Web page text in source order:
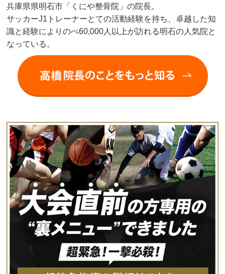
兵庫県県明石市「くにや整骨院」の院長。
サッカーJ1トレーナーとての活動経験を持ち、卓越した知
識と経験によりのべ60,000人以上が訪れる明石の人気院と
なっている。